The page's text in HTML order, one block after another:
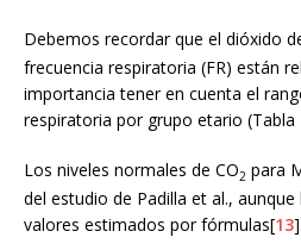
Debemos recordar que el dióxido
frecuencia respiratoria (FR) están
importancia tener en cuenta el
respiratoria por grupo etario (Tabla
Los niveles normales de CO2 para
del estudio de Padilla et al.,
valores estimados por fórmulas[13].